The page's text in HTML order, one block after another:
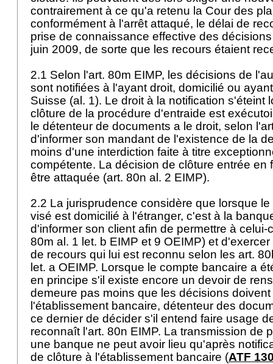
contrairement à ce qu'a retenu la Cour des
conformément à l'arrêt attaqué, le délai de
prise de connaissance effective des
juin 2009, de sorte que les recours étaient
2.1 Selon l'art. 80m EIMP, les décisions de
sont notifiées à l'ayant droit, domicilié ou
Suisse (al. 1). Le droit à la notification s'éteint
clôture de la procédure d'entraide est
le détenteur de documents a le droit, selon l'
d'informer son mandant de l'existence de la
moins d'une interdiction faite à titre
compétente. La décision de clôture entrée en
être attaquée (art. 80n al. 2 EIMP).
2.2 La jurisprudence considère que lorsque
visé est domicilié à l'étranger, c'est à la
d'informer son client afin de permettre à celui-
80m al. 1 let. b EIMP et 9 OEIMP) et
de recours qui lui est reconnu selon les art.
let. a OEIMP. Lorsque le compte bancaire a
en principe s'il existe encore un devoir de
demeure pas moins que les décisions
l'établissement bancaire, détenteur des
ce dernier de décider s'il entend faire usage
reconnaît l'art. 80n EIMP. La transmission de
une banque ne peut avoir lieu qu'après
de clôture à l'établissement bancaire (ATF